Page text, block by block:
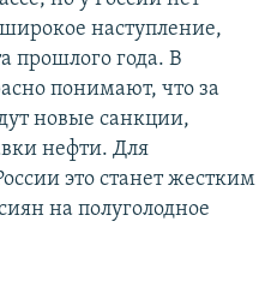
наступление,
прошлого года. В
понимают, что за
новые санкции,
нефти. Для
это станет жестким
на полуголодное